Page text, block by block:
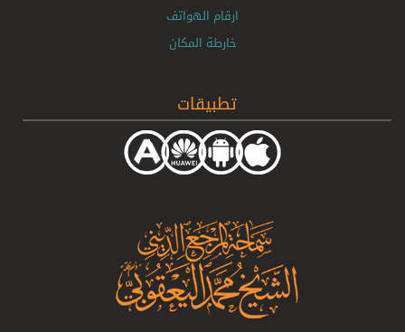
ارقام الهواتف
خارطة المكان
تطبيقات